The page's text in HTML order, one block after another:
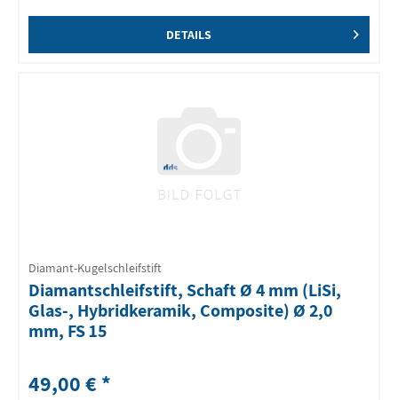
DETAILS
Diamant-Kugelschleifstift
Diamantschleifstift, Schaft Ø 4 mm (LiSi,
Glas-, Hybridkeramik, Composite) Ø 2,0
mm, FS 15
49,00 € *